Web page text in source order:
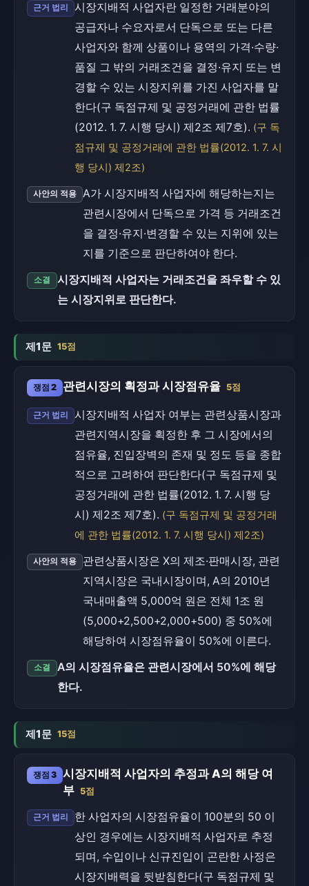
근거 법리
시장지배적 사업자란 일정한 거래분야의
공급자나 수요자로서 단독으로 또는 다른
사업자와 함께 상품이나 용역의 가격·수량·
품질 그 밖의 거래조건을 결정·유지 또는 변
경할 수 있는 시장지위를 가진 사업자를 말
한다(구 독점규제 및 공정거래에 관한 법률
(2012. 1. 7. 시행 당시) 제2조 제7호). (구 독
점규제 및 공정거래에 관한 법률(2012. 1. 7. 시
행 당시) 제2조)
사안의 적용
A가 시장지배적 사업자에 해당하는지는
관련시장에서 단독으로 가격 등 거래조건
을 결정·유지·변경할 수 있는 지위에 있는
지를 기준으로 판단하여야 한다.
소결
시장지배적 사업자는 거래조건을 좌우할 수 있
는 시장지위로 판단한다.
제1문 15점
쟁점 2 관련시장의 획정과 시장점유율 5점
근거 법리
시장지배적 사업자 여부는 관련상품시장과
관련지역시장을 획정한 후 그 시장에서의
점유율, 진입장벽의 존재 및 정도 등을 종합
적으로 고려하여 판단한다(구 독점규제 및
공정거래에 관한 법률(2012. 1. 7. 시행 당
시) 제2조 제7호). (구 독점규제 및 공정거래
에 관한 법률(2012. 1. 7. 시행 당시) 제2조)
사안의 적용
관련상품시장은 X의 제조·판매시장, 관련
지역시장은 국내시장이며, A의 2010년
국내매출액 5,000억 원은 전체 1조 원
(5,000+2,500+2,000+500) 중 50%에
해당하여 시장점유율이 50%에 이른다.
소결
A의 시장점유율은 관련시장에서 50%에 해당
한다.
제1문 15점
쟁점 3 시장지배적 사업자의 추정과 A의 해당 여
부 5점
근거 법리
한 사업자의 시장점유율이 100분의 50 이
상인 경우에는 시장지배적 사업자로 추정
되며, 수입이나 신규진입이 곤란한 사정은
시장지배력을 뒷받침한다(구 독점규제 및